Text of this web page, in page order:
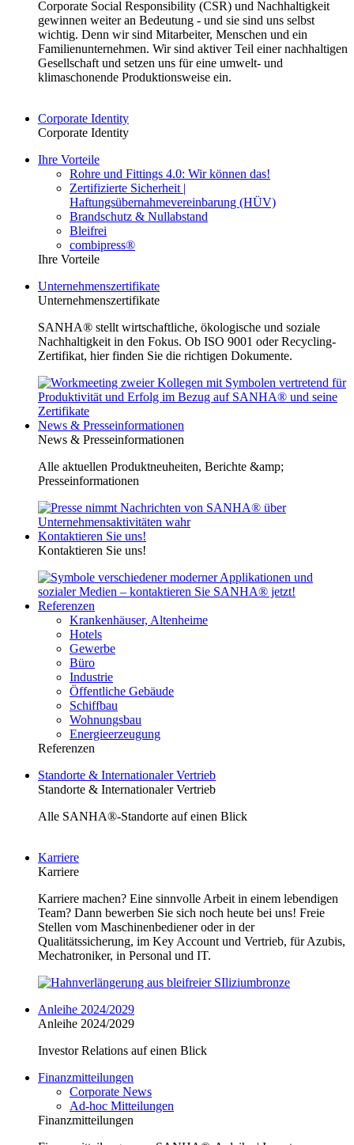
Corporate Social Responsibility (CSR) und Nachhaltigkeit
gewinnen weiter an Bedeutung - und sie sind uns selbst
wichtig. Denn wir sind Mitarbeiter, Menschen und ein
Familienunternehmen. Wir sind aktiver Teil einer nachhaltigen
Gesellschaft und setzen uns für eine umwelt- und
klimaschonende Produktionsweise ein.
Corporate Identity
Corporate Identity
Ihre Vorteile
Rohre und Fittings 4.0: Wir können das!
Zertifizierte Sicherheit |
Haftungsübernahmevereinbarung (HÜV)
Brandschutz & Nullabstand
Bleifrei
combipress®
Ihre Vorteile
Unternehmenszertifikate
Unternehmenszertifikate
SANHA® stellt wirtschaftliche, ökologische und soziale
Nachhaltigkeit in den Fokus. Ob ISO 9001 oder Recycling-
Zertifikat, hier finden Sie die richtigen Dokumente.
News & Presseinformationen
News & Presseinformationen
Alle aktuellen Produktneuheiten, Berichte &amp;
Presseinformationen
Kontaktieren Sie uns!
Kontaktieren Sie uns!
Referenzen
Krankenhäuser, Altenheime
Hotels
Gewerbe
Büro
Industrie
Öffentliche Gebäude
Schiffbau
Wohnungsbau
Energieerzeugung
Referenzen
Standorte & Internationaler Vertrieb
Standorte & Internationaler Vertrieb
Alle SANHA®-Standorte auf einen Blick
Karriere
Karriere
Karriere machen? Eine sinnvolle Arbeit in einem lebendigen
Team? Dann bewerben Sie sich noch heute bei uns! Freie
Stellen vom Maschinenbediener oder in der
Qualitätssicherung, im Key Account und Vertrieb, für Azubis,
Mechatroniker, in Personal und IT.
Anleihe 2024/2029
Anleihe 2024/2029
Investor Relations auf einen Blick
Finanzmitteilungen
Corporate News
Ad-hoc Mitteilungen
Finanzmitteilungen